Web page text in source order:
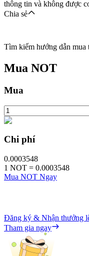
thông tin và không được
Chia sẻ
Tìm kiếm hướng dẫn mua
Mua NOT
Mua
Chi phí
0.0003548
1 NOT = 0.0003548
Mua NOT Ngay
Đăng ký & Nhận thưởng
Tham gia ngay